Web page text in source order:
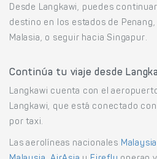
Desde Langkawi, puedes
destino en los estados de
Malasia, o seguir hacia Singapur.
Continúa tu viaje desde
Langkawi cuenta con el
Langkawi, que está conectado
por taxi.
Las aerolíneas nacionales